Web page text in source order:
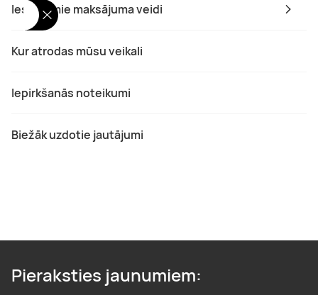
Iespējamie maksājuma veidi
Kur atrodas mūsu veikali
Iepirkšanās noteikumi
Biežāk uzdotie jautājumi
Pieraksties jaunumiem: